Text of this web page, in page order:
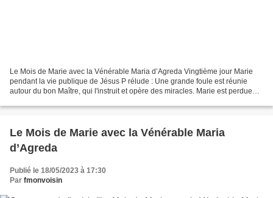
Le Mois de Marie avec la Vénérable Maria d’Agreda Vingtième jour Marie
pendant la vie publique de Jésus P rélude : Une grande foule est réunie
autour du bon Maître, qui l'instruit et opère des miracles. Marie est perdue
Le Mois de Marie avec la Vénérable Maria
d’Agreda
Publié le 18/05/2023 à 17:30
Par fmonvoisin